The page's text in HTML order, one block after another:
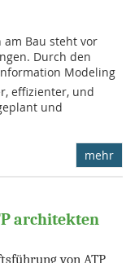
am Bau steht vor
Durch den
Modeling
effizienter, und
und
mehr
architekten
von ATP